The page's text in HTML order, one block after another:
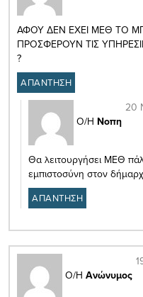
ΑΦΟΥ ΔΕΝ ΕΧΕΙ ΜΕΘ ΤΟ
ΠΡΟΣΦΕΡΟΥΝ ΤΙΣ
?
ΑΠΑΝΤΗΣΗ
Ο/Η Νοπη
20
Θα λειτουργήσει ΜΕΘ
εμπιστοσύνη στον
ΑΠΑΝΤΗΣΗ
Ο/Η Ανώνυμος